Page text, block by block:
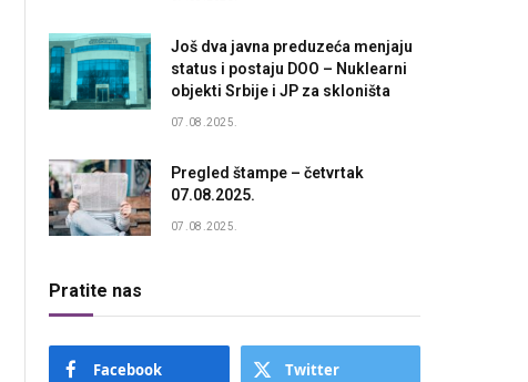
Još dva javna preduzeća menjaju
status i postaju DOO – Nuklearni
objekti Srbije i JP za skloništa
07.08.2025.
Pregled štampe – četvrtak
07.08.2025.
07.08.2025.
Pratite nas
Facebook Twitter